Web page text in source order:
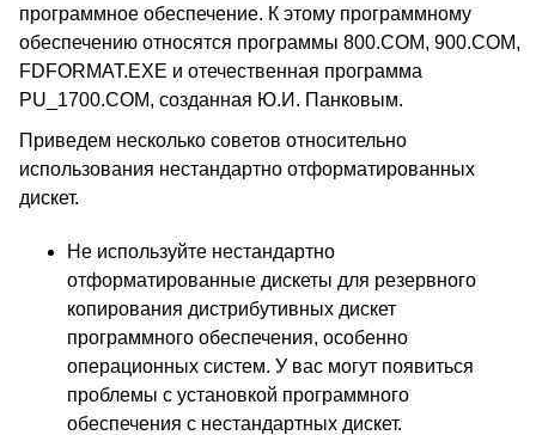
программное обеспечение. К этому программному
обеспечению относятся программы 800.COM, 900.COM,
FDFORMAT.EXE и отечественная программа
PU_1700.COM, созданная Ю.И. Панковым.
Приведем несколько советов относительно
использования нестандартно отформатированных
дискет.
Не используйте нестандартно
отформатированные дискеты для резервного
копирования дистрибутивных дискет
программного обеспечения, особенно
операционных систем. У вас могут появиться
проблемы с установкой программного
обеспечения с нестандартных дискет.